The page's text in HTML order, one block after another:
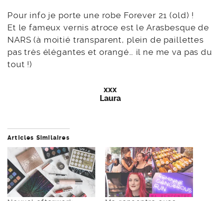
Pour info je porte une robe Forever 21 (old) !
Et le fameux vernis atroce est le Arasbesque de
NARS (à moitié transparent, plein de paillettes
pas très élégantes et orangé… il ne me va pas du
tout !)
xxx
Laura
Articles Similaires